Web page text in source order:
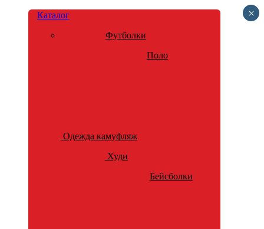
Каталог
Футболки
Поло
Одежда камуфляж
Худи
Бейсболки
×